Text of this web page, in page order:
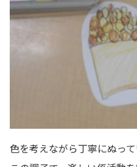
色を考えながら丁寧にぬって